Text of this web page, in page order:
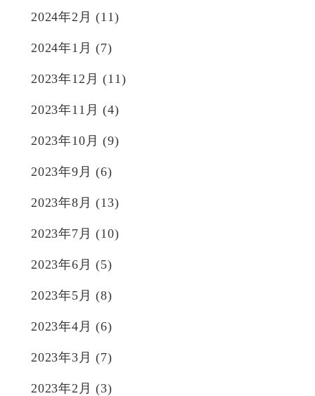
2024年2月 (11)
2024年1月 (7)
2023年12月 (11)
2023年11月 (4)
2023年10月 (9)
2023年9月 (6)
2023年8月 (13)
2023年7月 (10)
2023年6月 (5)
2023年5月 (8)
2023年4月 (6)
2023年3月 (7)
2023年2月 (3)